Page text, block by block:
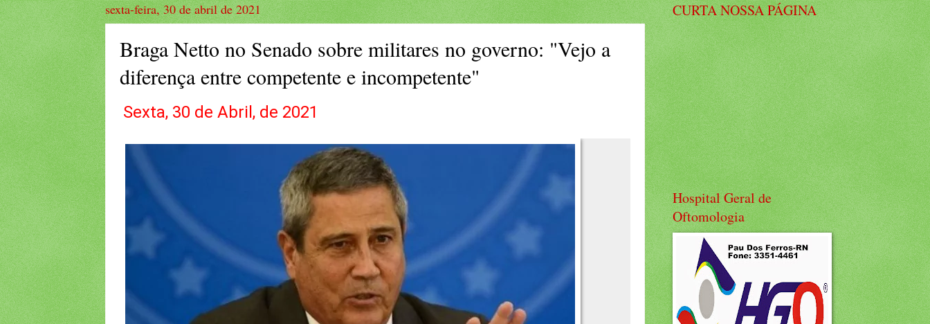
sexta-feira, 30 de abril de 2021
Braga Netto no Senado sobre militares no governo: "Vejo a
diferença entre competente e incompetente"
Sexta, 30 de Abril, de 2021
CURTA NOSSA PÁGINA
Hospital Geral de
Oftomologia